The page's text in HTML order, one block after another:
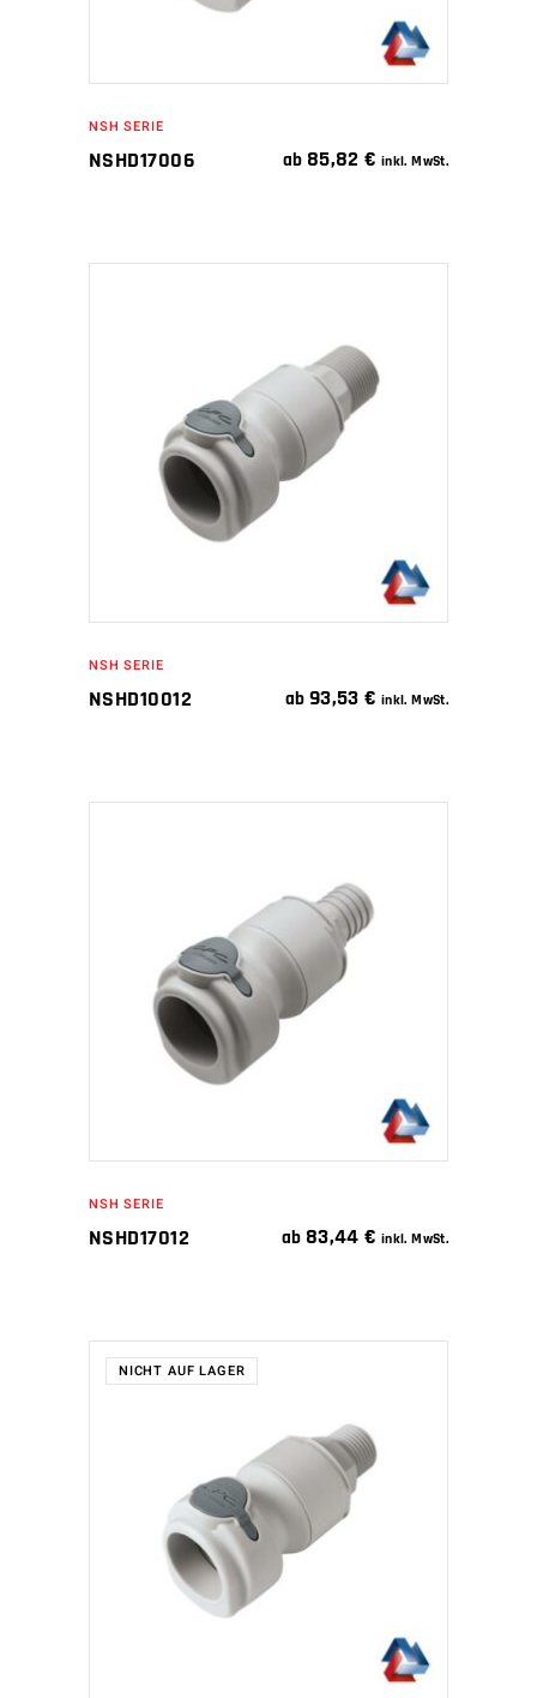
NSH SERIE
NSHD17006 ab 85,82€ inkl. MwSt.
IN DEN WARENKORB
NSH SERIE
NSHD10012 ab 93,53€ inkl. MwSt.
IN DEN WARENKORB
NSH SERIE
NSHD17012 ab 83,44€ inkl. MwSt.
NICHT AUF LAGER
WEITERLESEN